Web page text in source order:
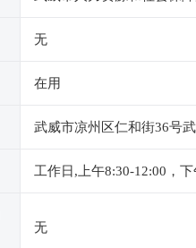
无
在用
武威市凉州区仁和街36号
工作日,上午8:30-12:00，
无